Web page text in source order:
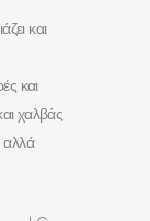
και
και
χαλβάς
αλλά